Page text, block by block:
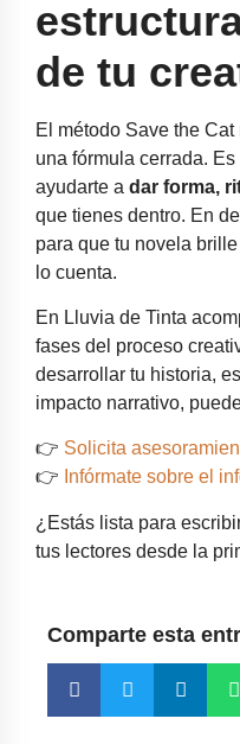
de tu
El método Save the
una fórmula cerrada.
ayudarte a dar forma,
que tienes dentro. En
para que tu novela
lo cuenta.
En Lluvia de Tinta
fases del proceso
desarrollar tu historia,
impacto narrativo,
👉 Solicita
👉 Infórmate sobre el
¿Estás lista para
tus lectores desde la
Comparte esta